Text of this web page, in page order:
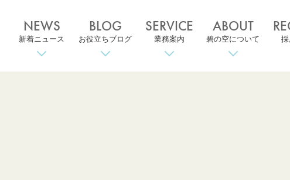
NEWS
新着ニュース
BLOG
お役立ちブログ
SERVICE
業務案内
ABOUT
碧の空について